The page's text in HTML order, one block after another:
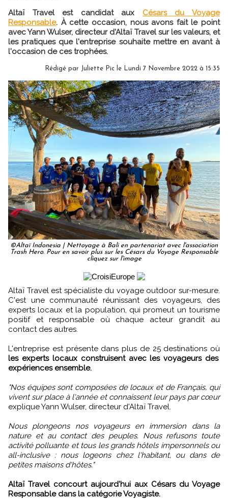
Altaï Travel est candidat aux Césars du Voyage
Responsable. À cette occasion, nous avons fait le point
avec Yann Wulser, directeur d'Altaï Travel sur les valeurs, et
les pratiques que l'entreprise souhaite mettre en avant à
l'occasion de ces trophées.
Rédigé par Juliette Pic le Lundi 7 Novembre 2022 à 15:35
©Altaï Indonesia | Nettoyage à Bali en partenariat avec l'association
Trash Hero. Pour en savoir plus sur les Césars du Voyage Responsable
cliquez sur l'image
Altaï Travel est spécialiste du voyage outdoor sur-mesure.
C'est une communauté réunissant des voyageurs, des
experts locaux et la population, qui promeut un tourisme
positif et responsable où chaque acteur grandit au
contact des autres.
L'entreprise est présente dans plus de 25 destinations où
les experts locaux construisent avec les voyageurs des
expériences ensemble.
"Nos équipes sont composées de locaux et de Français, qui
vivent sur place à l'année et connaissent leur pays par cœur
explique Yann Wulser, directeur d'Altaï Travel.
Nous plongeons nos voyageurs en immersion dans la
nature et au contact des peuples. Nous refusons toute
activité polluante et tous les grands hôtels impersonnels ou
all-inclusive : nous logeons chez l'habitant, ou dans de
petites maisons d'hôtes."
Altaï Travel concourt aujourd'hui aux Césars du Voyage
Responsable dans la catégorie Voyagiste.